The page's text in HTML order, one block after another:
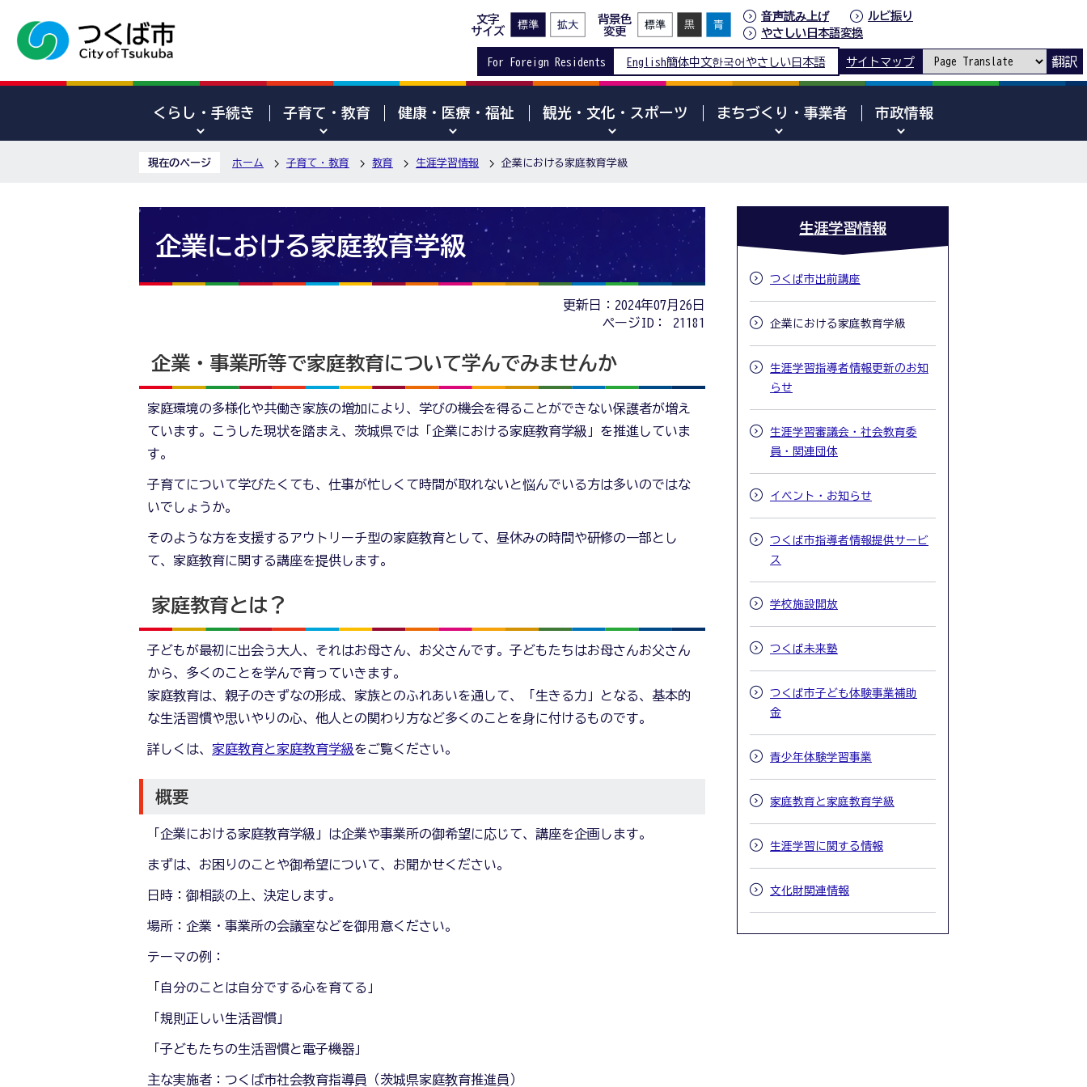
文字
サイズ
背景色
変更
音声読み上げ
ルビ振り
やさしい日本語変換
For Foreign Residents English簡体中文한국어 やさしい日本語 サイトマップ 翻訳
くらし・手続き 子育て・教育 健康・医療・福祉 観光・文化・スポーツ まちづくり・事業者 市政情報
現在のページ ホーム 子育て・教育 教育 生涯学習情報 企業における家庭教育学級
企業における家庭教育学級
更新日：2024年07月26日
ページID：
21181
企業・事業所等で家庭教育について学んでみませんか
家庭環境の多様化や共働き家族の増加により、学びの機会を得ることができない保護者が増え
ています。こうした現状を踏まえ、茨城県では「企業における家庭教育学級」を推進していま
す。
子育てについて学びたくても、仕事が忙しくて時間が取れないと悩んでいる方は多いのではな
いでしょうか。
そのような方を支援するアウトリーチ型の家庭教育として、昼休みの時間や研修の一部とし
て、家庭教育に関する講座を提供します。
家庭教育とは？
子どもが最初に出会う大人、それはお母さん、お父さんです。子どもたちはお母さんお父さん
から、多くのことを学んで育っていきます。
家庭教育は、親子のきずなの形成、家族とのふれあいを通して、「生きる力」となる、基本的
な生活習慣や思いやりの心、他人との関わり方など多くのことを身に付けるものです。
詳しくは、 家庭教育と家庭教育学級をご覧ください。
概要
「企業における家庭教育学級」は企業や事業所の御希望に応じて、講座を企画します。
まずは、お困りのことや御希望について、お聞かせください。
日時：御相談の上、決定します。
場所：企業・事業所の会議室などを御用意ください。
テーマの例：
「自分のことは自分でする心を育てる」
「規則正しい生活習慣」
「子どもたちの生活習慣と電子機器」
主な実施者：つくば市社会教育指導員（茨城県家庭教育推進員）
生涯学習情報
つくば市出前講座
企業における家庭教育学級
生涯学習指導者情報更新のお知
らせ
生涯学習審議会・社会教育委
員・関連団体
イベント・お知らせ
つくば市指導者情報提供サービ
ス
学校施設開放
つくば未来塾
つくば市子ども体験事業補助
金
青少年体験学習事業
家庭教育と家庭教育学級
生涯学習に関する情報
文化財関連情報